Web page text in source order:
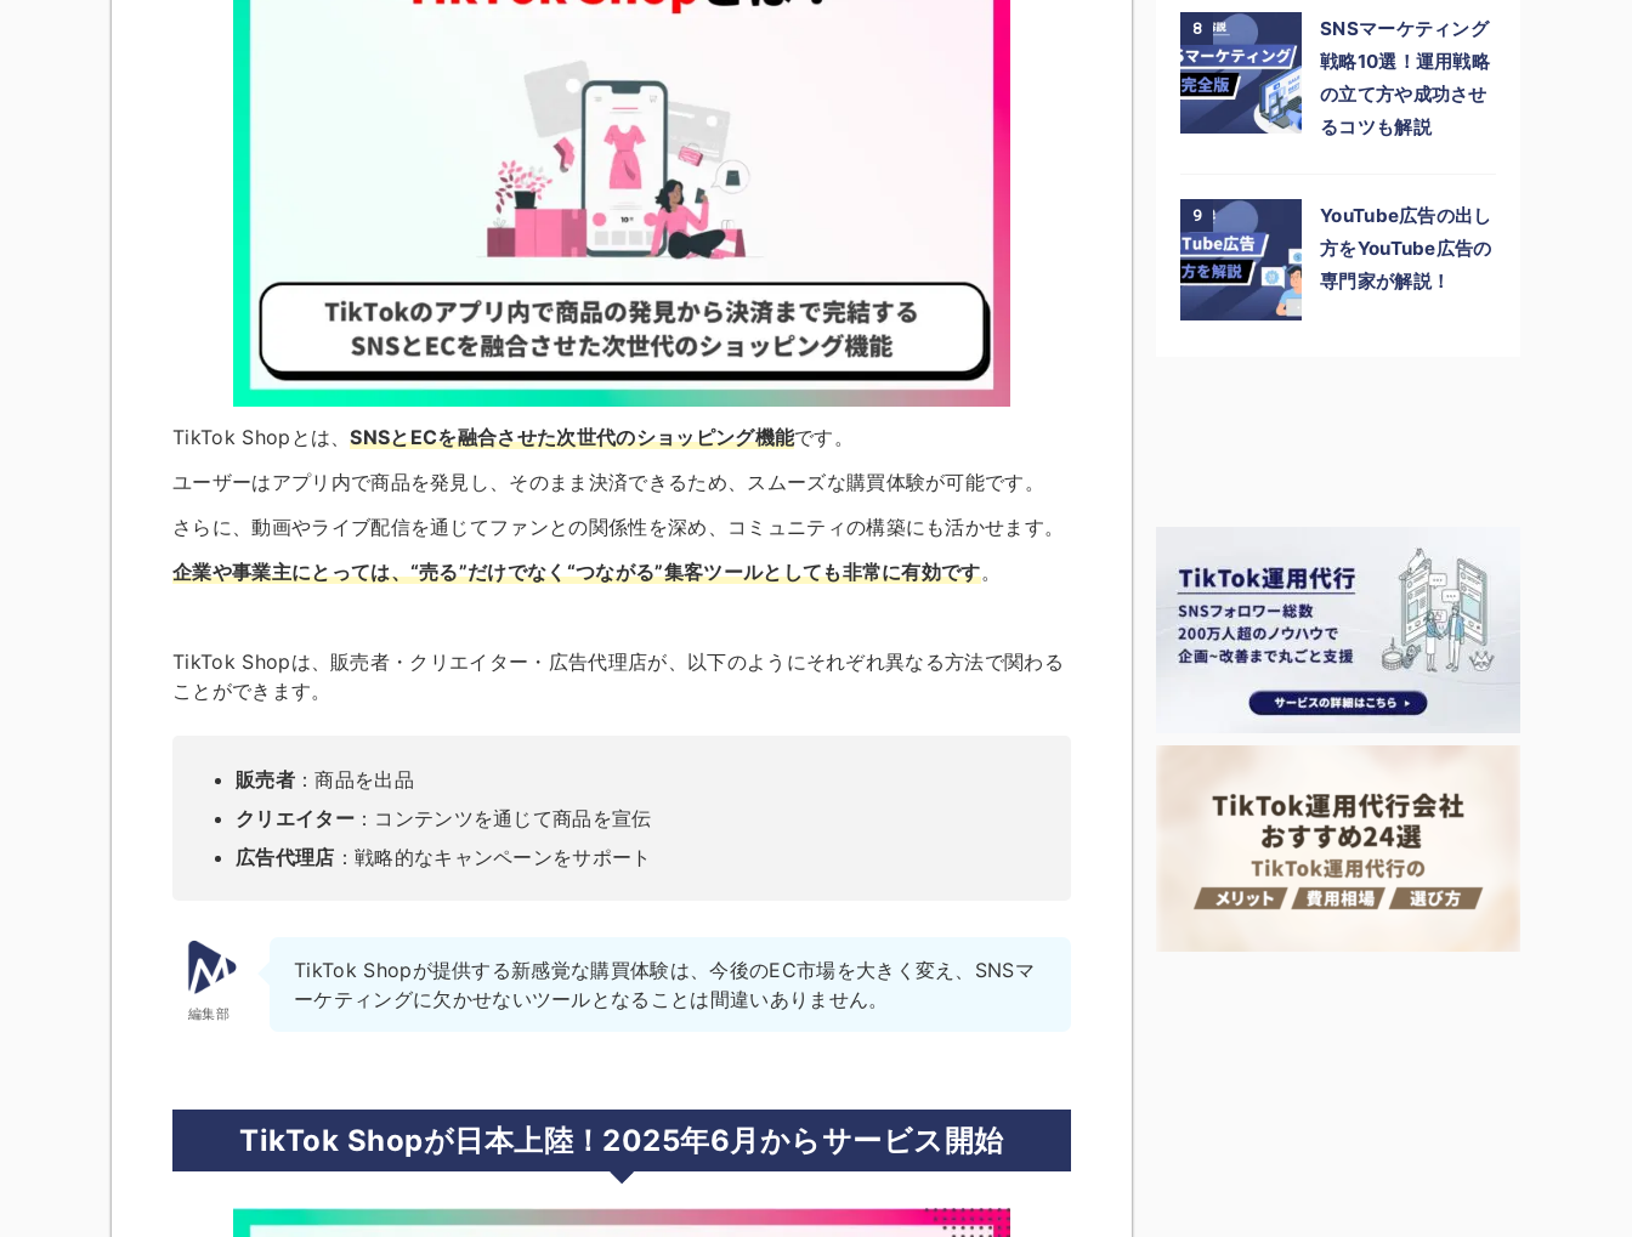
TikTok Shopとは、SNSとECを融合させた次世代のショッピング機能です。
ユーザーはアプリ内で商品を発見し、そのまま決済できるため、スムーズな購買体験が可能です。
さらに、動画やライブ配信を通じてファンとの関係性を深め、コミュニティの構築にも活かせます。
企業や事業主にとっては、“売る”だけでなく“つながる”集客ツールとしても非常に有効です。
TikTok Shopは、販売者・クリエイター・広告代理店が、以下のようにそれぞれ異なる方法で関わる
ことができます。
販売者：商品を出品
クリエイター：コンテンツを通じて商品を宣伝
広告代理店 ：戦略的なキャンペーンをサポート
編集部
TikTok Shopが提供する新感覚な購買体験は、今後のEC市場を大きく変え、SNSマ
ーケティングに欠かせないツールとなることは間違いありません。
TikTok Shopが日本上陸！2025年6月からサービス開始
8
SNSマーケティング
戦略10選！運用戦略
の立て方や成功させ
るコツも解説
9
YouTube広告の出し
方をYouTube広告の
専門家が解説！